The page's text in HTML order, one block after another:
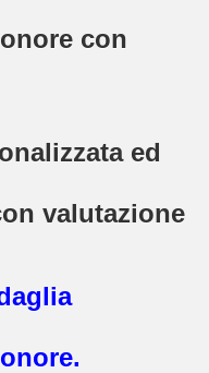
con
ed
valutazione
(8-7-2013)
9-2013)
2013)